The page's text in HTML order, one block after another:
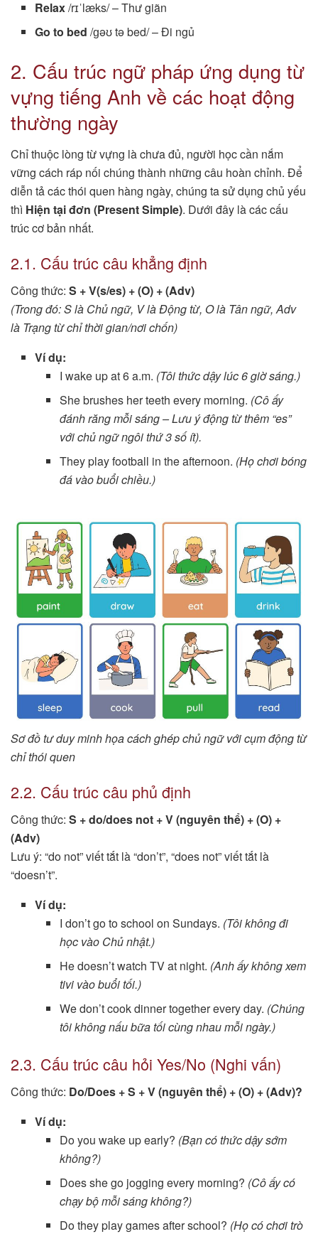
Relax/rɪˈlæks/ – Thư giãn
Go to bed /ɡəʊ tə bed/ – Đi ngủ
2. Cấu trúc ngữ pháp ứng dụng từ
vựng tiếng Anh về các hoạt động
thường ngày
Chỉ thuộc lòng từ vựng là chưa đủ, người học cần nắm
vững cách ráp nối chúng thành những câu hoàn chỉnh. Để
diễn tả các thói quen hàng ngày, chúng ta sử dụng chủ yếu
thì Hiện tại đơn (Present Simple). Dưới đây là các cấu
trúc cơ bản nhất.
2.1. Cấu trúc câu khẳng định
Công thức: S + V(s/es) + (O) + (Adv)
(Trong đó: S là Chủ ngữ, V là Động từ, O là Tân ngữ, Adv
là Trạng từ chỉ thời gian/nơi chốn)
Ví dụ:
I wake up at 6 a.m. (Tôi thức dậy lúc 6 giờ sáng.)
She brushes her teeth every morning. (Cô ấy
đánh răng mỗi sáng – Lưu ý động từ thêm “es”
với chủ ngữ ngôi thứ 3 số ít).
They play football in the afternoon. (Họ chơi bóng
đá vào buổi chiều.)
Sơ đồ tư duy minh họa cách ghép chủ ngữ với cụm động từ
chỉ thói quen
2.2. Cấu trúc câu phủ định
Công thức: S + do/does not + V (nguyên thể) + (O) +
(Adv)
Lưu ý: “do not” viết tắt là “don’t”, “does not” viết tắt là
“doesn’t”.
Ví dụ:
I don’t go to school on Sundays. (Tôi không đi
học vào Chủ nhật.)
He doesn’t watch TV at night. (Anh ấy không xem
tivi vào buổi tối.)
We don’t cook dinner together every day. (Chúng
tôi không nấu bữa tối cùng nhau mỗi ngày.)
2.3. Cấu trúc câu hỏi Yes/No (Nghi vấn)
Công thức: Do/Does + S + V (nguyên thể) + (O) + (Adv)?
Ví dụ:
Do you wake up early? (Bạn có thức dậy sớm
không?)
Does she go jogging every morning? (Cô ấy có
chạy bộ mỗi sáng không?)
Do they play games after school? (Họ có chơi trò